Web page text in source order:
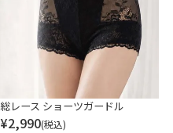
総レース ショーツガードル
¥2,990(税込)